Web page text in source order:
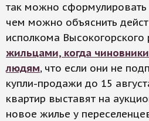
так можно
чем можно объяснить
исполкома Высокогорского
жильцами, когда
людям, что если они не
купли-продажи до 15
квартир выставят на
новое жилье у